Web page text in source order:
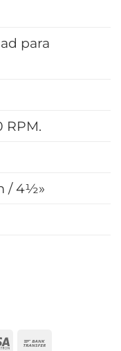
para
RPM.
/ 4½»
Visa